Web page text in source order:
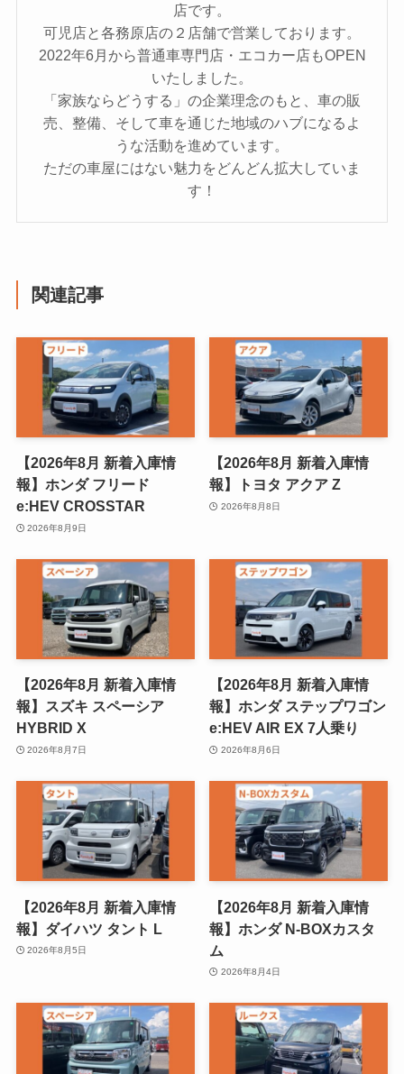
店です。
可児店と各務原店の２店舗で営業しております。
2022年6月から普通車専門店・エコカー店もOPEN
いたしました。
「家族ならどうする」の企業理念のもと、車の販
売、整備、そして車を通じた地域のハブになるよ
うな活動を進めています。
ただの車屋にはない魅力をどんどん拡大していま
す！
関連記事
【2026年8月 新着入庫情
報】ホンダ フリード
e:HEV CROSSTAR
2026年8月9日
【2026年8月 新着入庫情
報】トヨタ アクア Z
2026年8月8日
【2026年8月 新着入庫情
報】スズキ スペーシア
HYBRID X
2026年8月7日
【2026年8月 新着入庫情
報】ホンダ ステップワゴン
e:HEV AIR EX 7人乗り
2026年8月6日
【2026年8月 新着入庫情
報】ダイハツ タント L
2026年8月5日
【2026年8月 新着入庫情
報】ホンダ N-BOXカスタ
ム
2026年8月4日